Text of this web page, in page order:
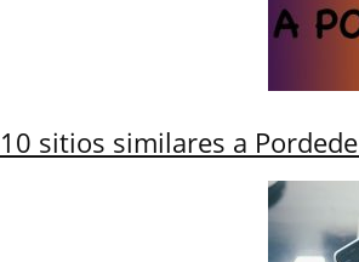
10 sitios similares a